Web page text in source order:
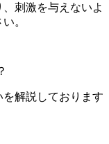
刺激を与えないよ
。
解説しております